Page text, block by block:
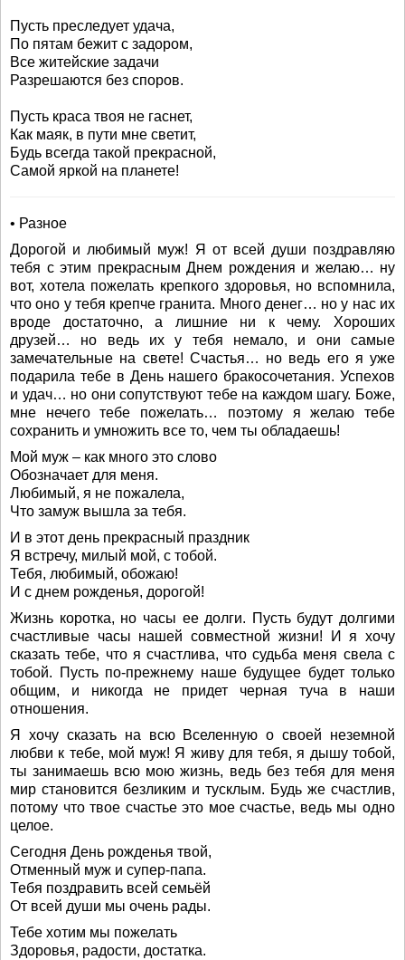
Пусть преследует удача,
По пятам бежит с задором,
Все житейские задачи
Разрешаются без споров.
Пусть краса твоя не гаснет,
Как маяк, в пути мне светит,
Будь всегда такой прекрасной,
Самой яркой на планете!
• Разное
Дорогой и любимый муж! Я от всей души поздравляю
тебя с этим прекрасным Днем рождения и желаю… ну
вот, хотела пожелать крепкого здоровья, но вспомнила,
что оно у тебя крепче гранита. Много денег… но у нас их
вроде достаточно, а лишние ни к чему. Хороших
друзей… но ведь их у тебя немало, и они самые
замечательные на свете! Счастья… но ведь его я уже
подарила тебе в День нашего бракосочетания. Успехов
и удач… но они сопутствуют тебе на каждом шагу. Боже,
мне нечего тебе пожелать… поэтому я желаю тебе
сохранить и умножить все то, чем ты обладаешь!
Мой муж – как много это слово
Обозначает для меня.
Любимый, я не пожалела,
Что замуж вышла за тебя.
И в этот день прекрасный праздник
Я встречу, милый мой, с тобой.
Тебя, любимый, обожаю!
И с днем рожденья, дорогой!
Жизнь коротка, но часы ее долги. Пусть будут долгими
счастливые часы нашей совместной жизни! И я хочу
сказать тебе, что я счастлива, что судьба меня свела с
тобой. Пусть по-прежнему наше будущее будет только
общим, и никогда не придет черная туча в наши
отношения.
Я хочу сказать на всю Вселенную о своей неземной
любви к тебе, мой муж! Я живу для тебя, я дышу тобой,
ты занимаешь всю мою жизнь, ведь без тебя для меня
мир становится безликим и тусклым. Будь же счастлив,
потому что твое счастье это мое счастье, ведь мы одно
целое.
Сегодня День рожденья твой,
Отменный муж и супер-папа.
Тебя поздравить всей семьёй
От всей души мы очень рады.
Тебе хотим мы пожелать
Здоровья, радости, достатка.